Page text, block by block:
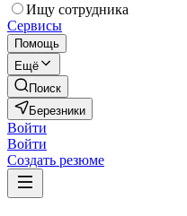
Ищу сотрудника
Сервисы
Помощь
Ещё
Поиск
Березники
Войти
Войти
Создать резюме